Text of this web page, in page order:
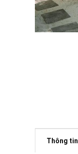
Thông tin